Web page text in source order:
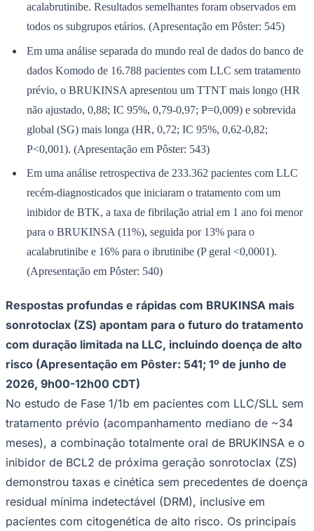
acalabrutinibe. Resultados semelhantes foram observados em
todos os subgrupos etários. (Apresentação em Pôster: 545)
Em uma análise separada do mundo real de dados do banco de
dados Komodo de 16.788 pacientes com LLC sem tratamento
prévio, o BRUKINSA apresentou um TTNT mais longo (HR
não ajustado, 0,88; IC 95%, 0,79-0,97; P=0,009) e sobrevida
global (SG) mais longa (HR, 0,72; IC 95%, 0,62-0,82;
P<0,001). (Apresentação em Pôster: 543)
Em uma análise retrospectiva de 233.362 pacientes com LLC
recém-diagnosticados que iniciaram o tratamento com um
inibidor de BTK, a taxa de fibrilação atrial em 1 ano foi menor
para o BRUKINSA (11%), seguida por 13% para o
acalabrutinibe e 16% para o ibrutinibe (P geral <0,0001).
(Apresentação em Pôster: 540)
Respostas profundas e rápidas com BRUKINSA mais
sonrotoclax (ZS) apontam para o futuro do tratamento
com duração limitada na LLC, incluindo doença de alto
risco (Apresentação em Pôster: 541; 1º de junho de
2026, 9h00-12h00 CDT)
No estudo de Fase 1/1b em pacientes com LLC/SLL sem
tratamento prévio (acompanhamento mediano de ~34
meses), a combinação totalmente oral de BRUKINSA e o
inibidor de BCL2 de próxima geração sonrotoclax (ZS)
demonstrou taxas e cinética sem precedentes de doença
residual mínima indetectável (DRM), inclusive em
pacientes com citogenética de alto risco. Os principais